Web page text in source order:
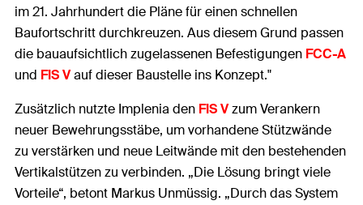
im 21. Jahrhundert die Pläne für einen schnellen
Baufortschritt durchkreuzen. Aus diesem Grund passen
die bauaufsichtlich zugelassenen Befestigungen FCC-A
und FIS Vauf dieser Baustelle ins Konzept."
Zusätzlich nutzte Implenia den FIS Vzum Verankern
neuer Bewehrungsstäbe, um vorhandene Stützwände
zu verstärken und neue Leitwände mit den bestehenden
Vertikalstützen zu verbinden. „Die Lösung bringt viele
Vorteile“, betont Markus Unmüssig. „Durch das System